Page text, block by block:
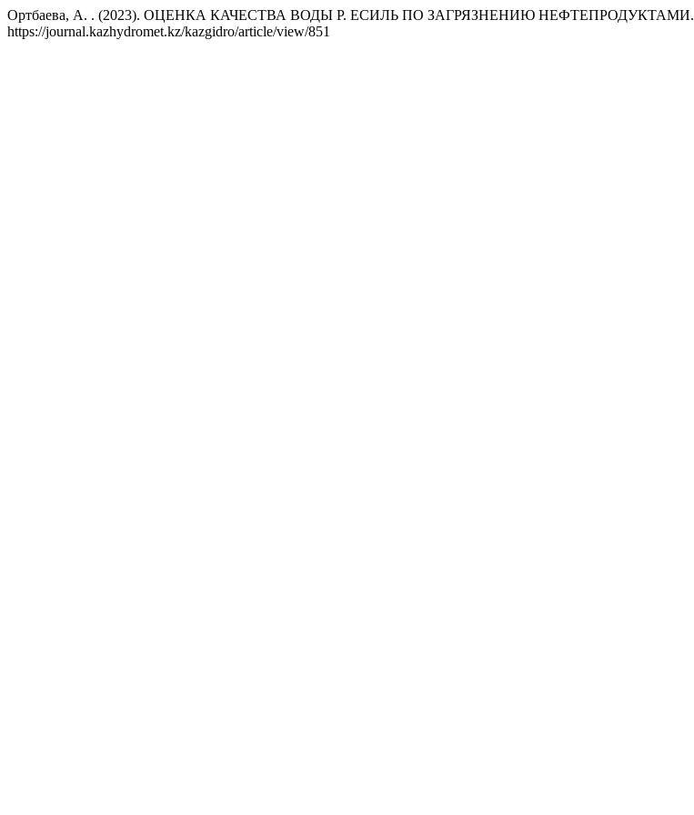
Ортбаева, А. . (2023). ОЦЕНКА КАЧЕСТВА ВОДЫ Р. ЕСИЛЬ ПО ЗАГРЯЗНЕНИЮ НЕФТЕПРОДУКТАМИ.
https://journal.kazhydromet.kz/kazgidro/article/view/851